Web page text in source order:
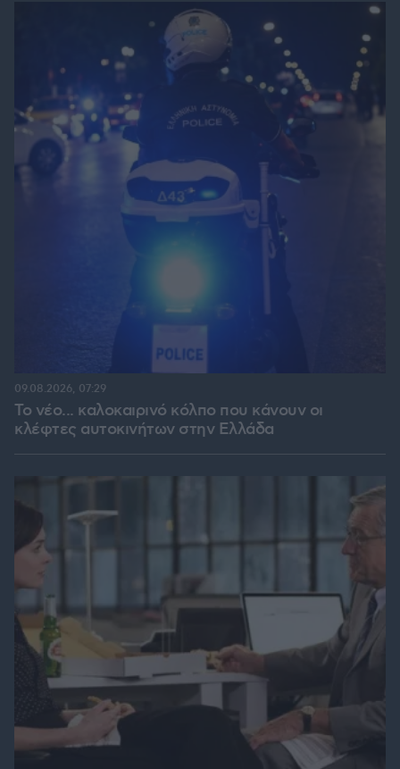
Το νέο... καλοκαιρινό κόλπο που κάνουν οι
κλέφτες αυτοκινήτων στην Ελλάδα
09.08.2026, 07:29